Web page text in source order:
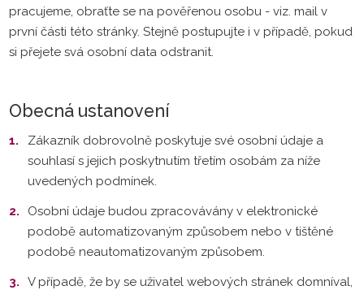
pracujeme, obraťte se na pověřenou osobu - viz. mail v
první části této stránky. Stejně postupujte i v případě, pokud
si přejete svá osobní data odstranit.
Obecná ustanovení
Zákazník dobrovolně poskytuje své osobní údaje a
souhlasí s jejich poskytnutím třetím osobám za níže
uvedených podmínek.
Osobní údaje budou zpracovávány v elektronické
podobě automatizovaným způsobem nebo v tištěné
podobě neautomatizovaným způsobem.
V případě, že by se uživatel webových stránek domníval,